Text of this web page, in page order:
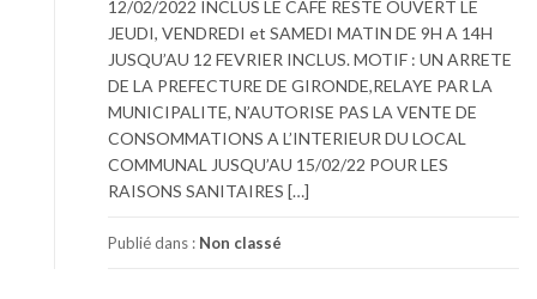
12/02/2022 INCLUS LE CAFE RESTE OUVERT LE
JEUDI, VENDREDI et SAMEDI MATIN DE 9H A 14H
JUSQU’AU 12 FEVRIER INCLUS. MOTIF : UN ARRETE
DE LA PREFECTURE DE GIRONDE,RELAYE PAR LA
MUNICIPALITE, N’AUTORISE PAS LA VENTE DE
CONSOMMATIONS A L’INTERIEUR DU LOCAL
COMMUNAL JUSQU’AU 15/02/22 POUR LES
RAISONS SANITAIRES […]
Publié dans : Non classé